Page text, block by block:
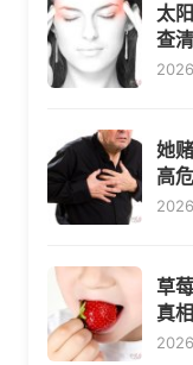
太
查
她
高
草
真相